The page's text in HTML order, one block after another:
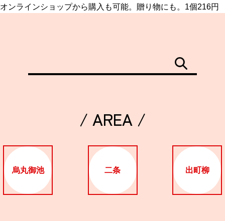
CULTURE
誠光社で選びました。
おすすめの本
紹介します。
おすすめのイベント
オンラインショップから購入も可能。贈り物にも。1個216円
/ AREA /
烏丸御池 二条 出町柳